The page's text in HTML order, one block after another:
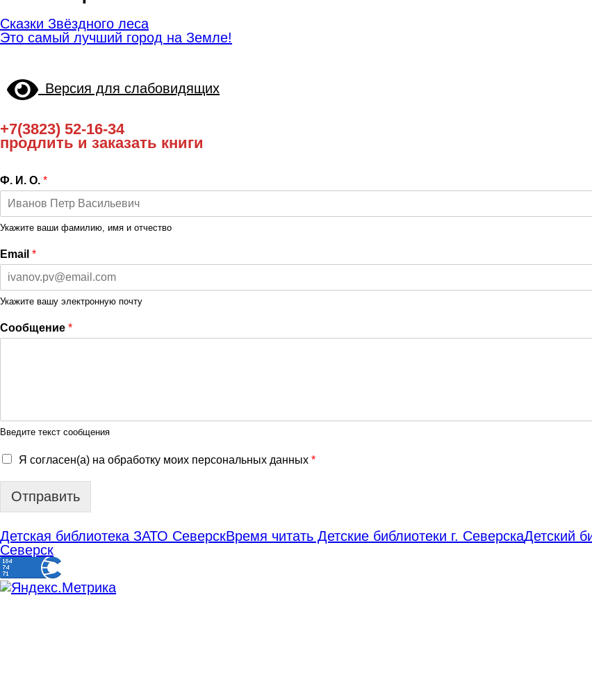
Сказки Звёздного леса
Это самый лучший город на Земле!
Версия для слабовидящих
+7(3823) 52-16-34
продлить и заказать книги
Ф. И. О. *
Укажите ваши фамилию, имя и отчество
Email *
Укажите вашу электронную почту
Сообщение *
Введите текст сообщения
Я согласен(а) на обработку моих персональных данных *
Отправить
Детская библиотека ЗАТО СеверскВремя читать Детские библиотеки г. СеверскаДетский
Северск